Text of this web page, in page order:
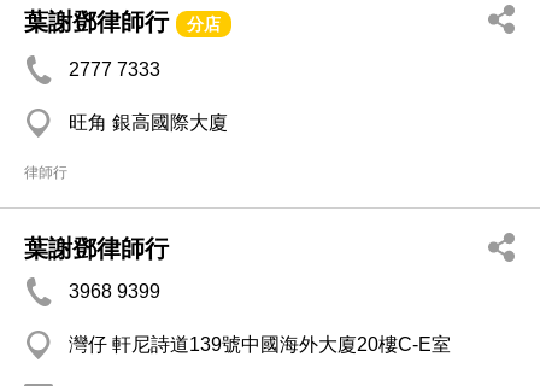
葉謝鄧律師行 分店
2777 7333
旺角 銀高國際大廈
律師行
葉謝鄧律師行
3968 9399
灣仔 軒尼詩道139號中國海外大廈20樓C-E室